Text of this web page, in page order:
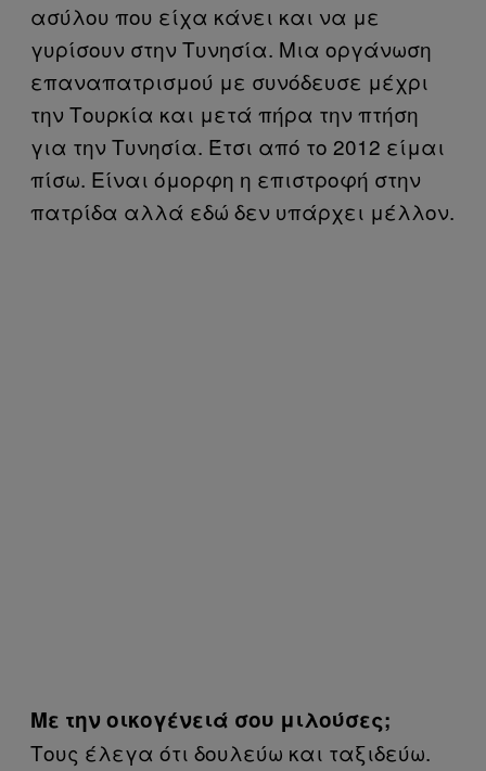
ασύλου που είχα κάνει και να με
γυρίσουν στην Τυνησία. Μια οργάνωση
επαναπατρισμού με συνόδευσε μέχρι
την Τουρκία και μετά πήρα την πτήση
για την Τυνησία. Έτσι από το 2012 είμαι
πίσω. Είναι όμορφη η επιστροφή στην
πατρίδα αλλά εδώ δεν υπάρχει μέλλον.
Με την οικογένειά σου μιλούσες;
Τους έλεγα ότι δουλεύω και ταξιδεύω.